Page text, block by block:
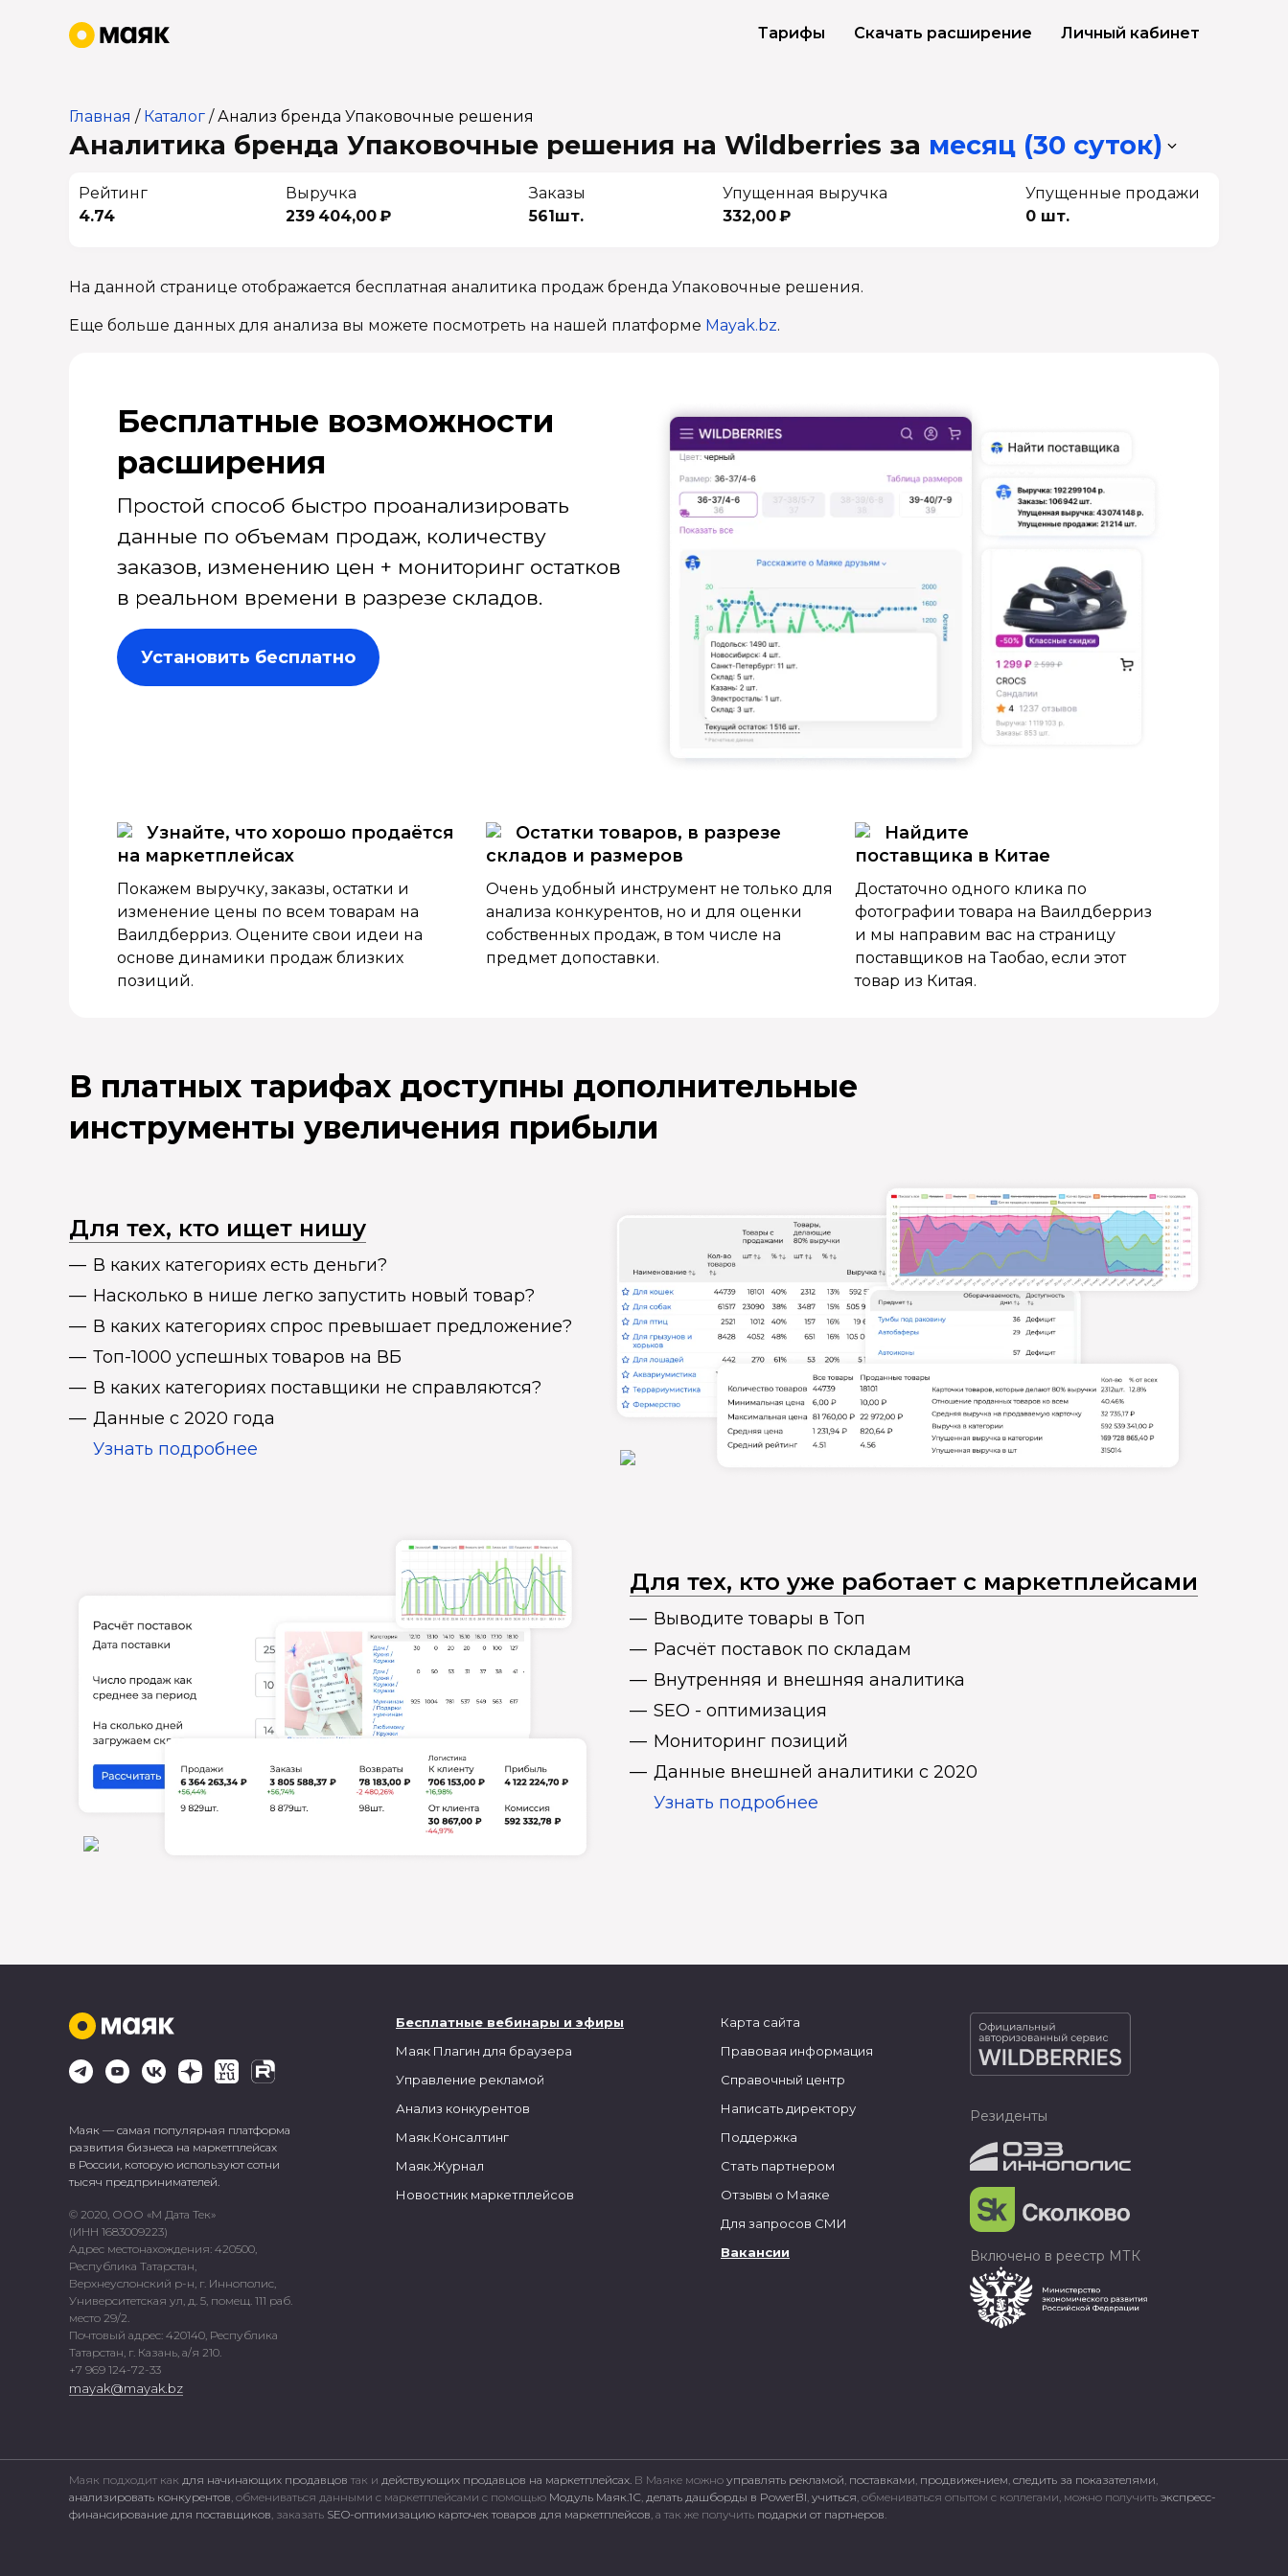
Тарифы Скачать расширение Личный кабинет
Главная / Каталог /Анализ бренда Упаковочные решения
Аналитика бренда Упаковочные решения на Wildberries за месяц (30 суток)
Рейтинг
4.74
Выручка
239 404,00 ₽
Заказы
561шт.
Упущенная выручка
332,00 ₽
Упущенные продажи
0 шт.
На данной странице отображается бесплатная аналитика продаж бренда Упаковочные решения.
Еще больше данных для анализа вы можете посмотреть на нашей платформе Mayak.bz.
Бесплатные возмож­ности
расширения
Простой способ быстро проанализировать
данные по объемам продаж, количеству
заказов, изменению цен + мониторинг остатков
в реальном времени в разрезе складов.
Установить бесплатно
Узнайте, что хорошо продаётся
на маркетплейсах
Покажем выручку, заказы, остатки и
изменение цены по всем товарам на
Ваилдберриз. Оцените свои идеи на
основе динамики продаж близких
позиций.
Остатки товаров, в разрезе
складов и размеров
Очень удобный инструмент не только для
анализа конкурентов, но и для оценки
собственных продаж, в том числе на
предмет допоставки.
Найдите
поставщика в Китае
Достаточно одного клика по
фотографии товара на Ваилдберриз
и мы направим вас на страницу
поставщиков на Таобао, если этот
товар из Китая.
В платных тарифах доступны дополнительные
инструменты увеличения прибыли
Для тех, кто ищет нишу
В каких категориях есть деньги?
Насколько в нише легко запустить новый товар?
В каких категориях спрос превышает предложение?
Топ-1000 успешных товаров на ВБ
В каких категориях поставщики не справляются?
Данные с 2020 года
Узнать подробнее
Для тех, кто уже работает с маркетплейсами
Выводите товары в Топ
Расчёт поставок по складам
Внутренняя и внешняя аналитика
SEO - оптимизация
Мониторинг позиций
Данные внешней аналитики с 2020
Узнать подробнее
Маяк — самая популярная платформа
развития бизнеса на маркетплейсах
в России, которую используют сотни
тысяч предпринимателей.
© 2020, ООО «М Дата Тек»
(ИНН 1683009223)
Адрес местонахождения: 420500,
Республика Татарстан,
Верхнеуслонский р-н, г. Иннополис,
Университетская ул, д. 5, помещ. 111 раб.
место 29/2.
Почтовый адрес: 420140, Республика
Татарстан, г. Казань, а/я 210.
+7 969 124-72-33
mayak@mayak.bz
Бесплатные вебинары и эфиры
Маяк Плагин для браузера
Управление рекламой
Анализ конкурентов
Маяк.Консалтинг
Маяк.Журнал
Новостник маркетплейсов
Карта сайта
Правовая информация
Справочный центр
Написать директору
Поддержка
Стать партнером
Отзывы о Маяке
Для запросов СМИ
Вакансии
Резиденты
Включено в реестр МТК
Маяк подходит как для начинающих продавцов так и действующих продавцов на маркетплейсах. В Маяке можно управлять рекламой, поставками, продвижением, следить за показателями,
анализировать конкурентов, обмениваться данными с маркетплейсами c помощью Модуль Маяк.1С, делать дашборды в PowerBI, учиться, обмениваться опытом с коллегами, можно получить экспресс-
финансирование для поставщиков, заказать SEO-оптимизацию карточек товаров для маркетплейсов, а так же получить подарки от партнеров.